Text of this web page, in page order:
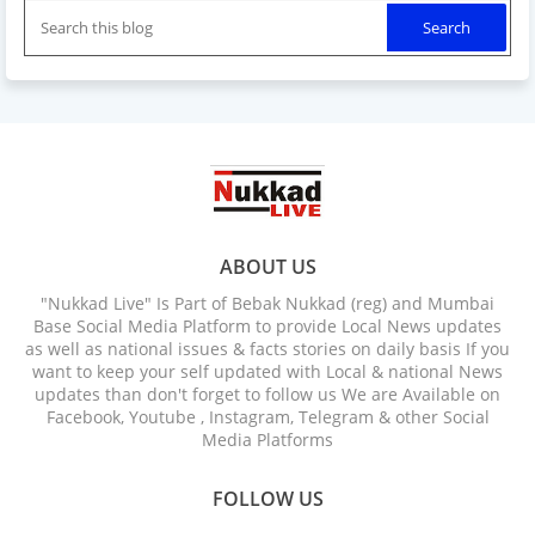
ABOUT US
"Nukkad Live" Is Part of Bebak Nukkad (reg) and Mumbai
Base Social Media Platform to provide Local News updates
as well as national issues & facts stories on daily basis If you
want to keep your self updated with Local & national News
updates than don't forget to follow us We are Available on
Facebook, Youtube , Instagram, Telegram & other Social
Media Platforms
FOLLOW US